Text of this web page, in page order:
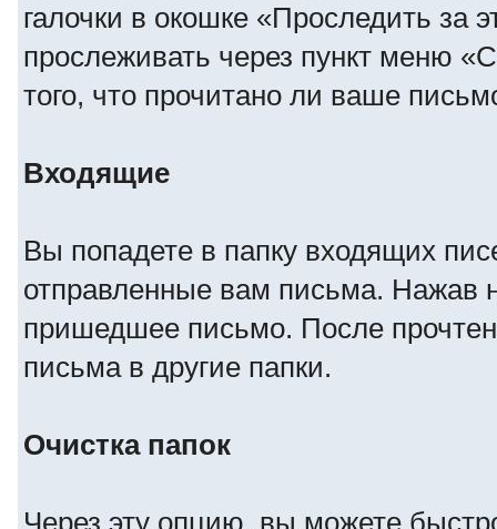
галочки в окошке «Проследить
прослеживать через пункт меню
того, что прочитано ли ваше
Входящие
Вы попадете в папку входящих
отправленные вам письма. Нажав
пришедшее письмо. После
письма в другие папки.
Очистка папок
Через эту опцию, вы можете